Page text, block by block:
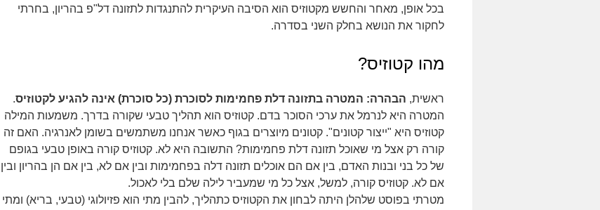
בכל אופן, מאחר והחשש מקטוזיס הוא הסיבה העיקרית להתנגדות לתזונה דל"פ בהריון, בחרתי
לחקור את הנושא בחלק השני בסדרה.
מהו קטוזיס?
ראשית, הבהרה: המטרה בתזונה דלת פחמימות לסוכרת (כל סוכרת) אינה להגיע לקטוזיס.
המטרה היא לנרמל את ערכי הסוכר בדם. קטוזיס הוא תהליך טבעי שקורה בדרך. משמעות המילה
קטוזיס היא "ייצור קטונים". קטונים מיוצרים בגוף כאשר אנחנו משתמשים בשומן לאנרגיה. האם זה
קורה רק אצל מי שאוכל תזונה דלת פחמימות? התשובה היא לא. קטוזיס קורה באופן טבעי בגופם
של כל בני ובנות האדם, בין אם הם אוכלים תזונה דלה בפחמימות ובין אם לא, בין אם הן בהריון ובין
אם לא. קטוזיס קורה, למשל, אצל כל מי שמעביר לילה שלם בלי לאכול.
מטרתי בפוסט שלהלן היתה לבחון את הקטוזיס כתהליך, להבין מתי הוא פזיולוגי (טבעי, בריא) ומתי